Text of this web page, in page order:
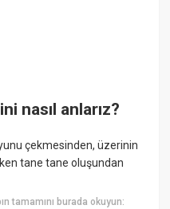
nasıl anlarız?
çekmesinden, üzerinin
tane tane oluşundan
tamamını burada okuyun: